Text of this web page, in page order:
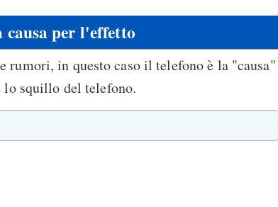
causa per l'effetto
rumori, in questo caso il telefono è la "causa"
lo squillo del telefono.